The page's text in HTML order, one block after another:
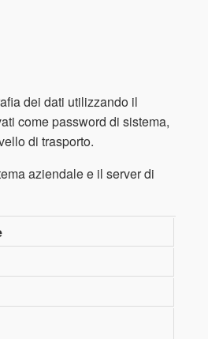
dei dati utilizzando il
come password di sistema,
di trasporto.
aziendale e il server di